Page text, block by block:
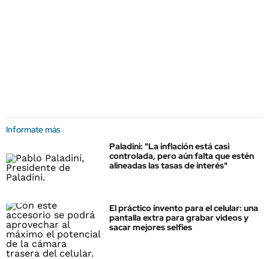
Informate más
Paladini: "La inflación está casi
controlada, pero aún falta que estén
alineadas las tasas de interés"
El práctico invento para el celular: una
pantalla extra para grabar videos y
sacar mejores selfies